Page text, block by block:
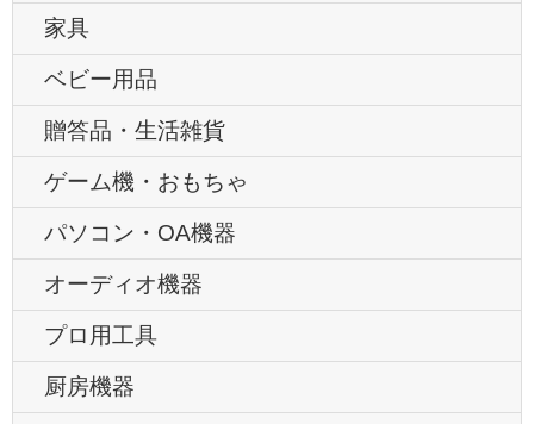
家具
ベビー用品
贈答品・生活雑貨
ゲーム機・おもちゃ
パソコン・OA機器
オーディオ機器
プロ用工具
厨房機器